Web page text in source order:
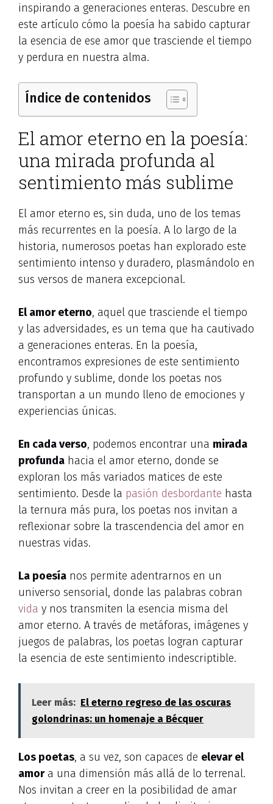
inspirando a generaciones enteras. Descubre en
este artículo cómo la poesía ha sabido capturar
la esencia de ese amor que trasciende el tiempo
y perdura en nuestra alma.
Índice de contenidos
El amor eterno en la poesía:
una mirada profunda al
sentimiento más sublime
El amor eterno es, sin duda, uno de los temas
más recurrentes en la poesía. A lo largo de la
historia, numerosos poetas han explorado este
sentimiento intenso y duradero, plasmándolo en
sus versos de manera excepcional.
El amor eterno, aquel que trasciende el tiempo
y las adversidades, es un tema que ha cautivado
a generaciones enteras. En la poesía,
encontramos expresiones de este sentimiento
profundo y sublime, donde los poetas nos
transportan a un mundo lleno de emociones y
experiencias únicas.
En cada verso, podemos encontrar una mirada
profunda hacia el amor eterno, donde se
exploran los más variados matices de este
sentimiento. Desde la pasión desbordante hasta
la ternura más pura, los poetas nos invitan a
reflexionar sobre la trascendencia del amor en
nuestras vidas.
La poesía nos permite adentrarnos en un
universo sensorial, donde las palabras cobran
vida y nos transmiten la esencia misma del
amor eterno. A través de metáforas, imágenes y
juegos de palabras, los poetas logran capturar
la esencia de este sentimiento indescriptible.
Leer más: El eterno regreso de las oscuras
golondrinas: un homenaje a Bécquer
Los poetas, a su vez, son capaces de elevar el
amora una dimensión más allá de lo terrenal.
Nos invitan a creer en la posibilidad de amar